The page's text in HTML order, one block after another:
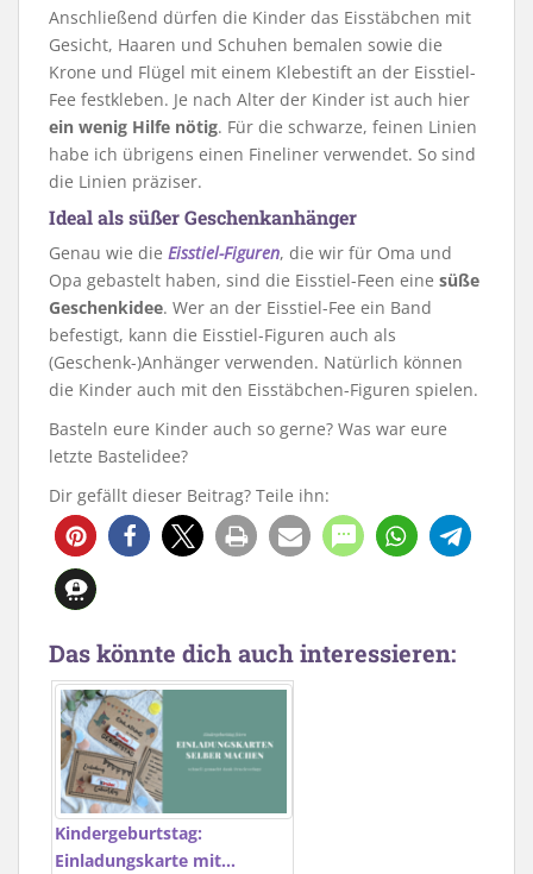
Anschließend dürfen die Kinder das Eisstäbchen mit
Gesicht, Haaren und Schuhen bemalen sowie die
Krone und Flügel mit einem Klebestift an der Eisstiel-
Fee festkleben. Je nach Alter der Kinder ist auch hier
ein wenig Hilfe nötig. Für die schwarze, feinen Linien
habe ich übrigens einen Fineliner verwendet. So sind
die Linien präziser.
Ideal als süßer Geschenkanhänger
Genau wie die Eisstiel-Figuren, die wir für Oma und
Opa gebastelt haben, sind die Eisstiel-Feen eine süße
Geschenkidee. Wer an der Eisstiel-Fee ein Band
befestigt, kann die Eisstiel-Figuren auch als
(Geschenk-)Anhänger verwenden. Natürlich können
die Kinder auch mit den Eisstäbchen-Figuren spielen.
Basteln eure Kinder auch so gerne? Was war eure
letzte Bastelidee?
Dir gefällt dieser Beitrag? Teile ihn:
1621 11
Das könnte dich auch interessieren:
Kindergeburtstag:
Einladungskarte mit…